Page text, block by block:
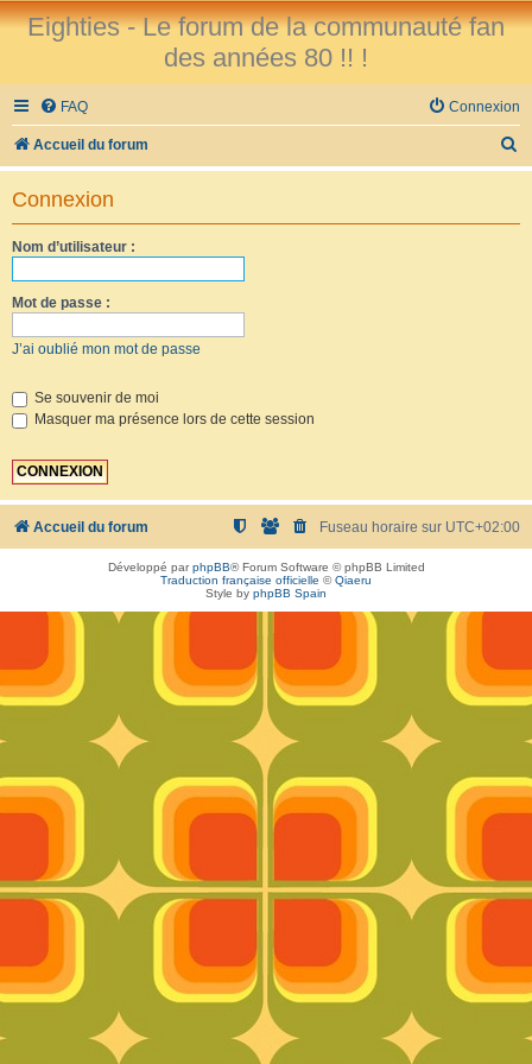
Eighties - Le forum de la communauté fan
des années 80 !! !
FAQ Connexion
Accueil du forum
e
Connexion
Nom d’utilisateur :
Mot de passe :
J’ai oublié mon mot de passe
Se souvenir de moi
Masquer ma présence lors de cette session
Accueil du forum Fuseau horaire sur UTC+02:00
Développé parphpBB® Forum Software © phpBB Limited
Traduction française officielle ©Qiaeru
Style by phpBB Spain